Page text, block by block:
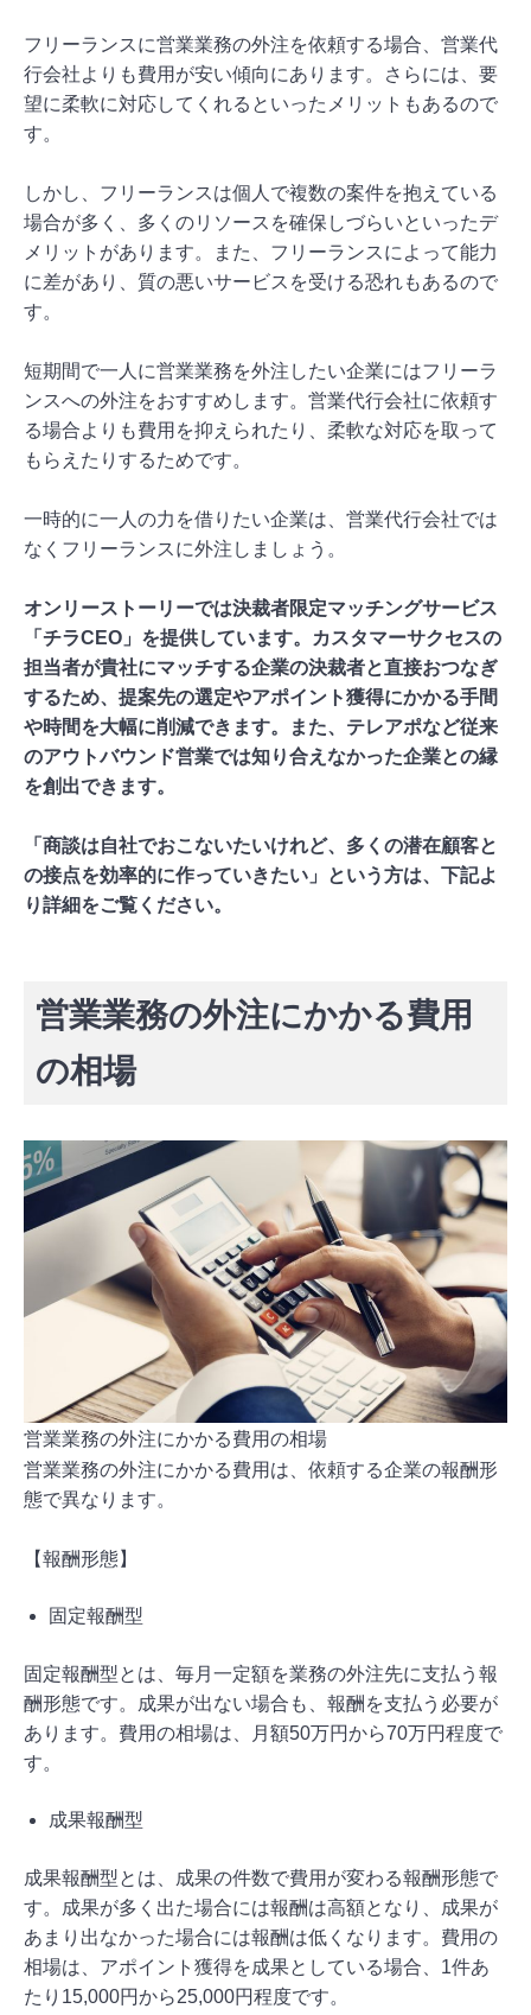
フリーランスに営業業務の外注を依頼する場合、営業代
行会社よりも費用が安い傾向にあります。さらには、要
望に柔軟に対応してくれるといったメリットもあるので
す。
しかし、フリーランスは個人で複数の案件を抱えている
場合が多く、多くのリソースを確保しづらいといったデ
メリットがあります。また、フリーランスによって能力
に差があり、質の悪いサービスを受ける恐れもあるので
す。
短期間で一人に営業業務を外注したい企業にはフリーラ
ンスへの外注をおすすめします。営業代行会社に依頼す
る場合よりも費用を抑えられたり、柔軟な対応を取って
もらえたりするためです。
一時的に一人の力を借りたい企業は、営業代行会社では
なくフリーランスに外注しましょう。
オンリーストーリーでは決裁者限定マッチングサービス
「チラCEO」を提供しています。カスタマーサクセスの
担当者が貴社にマッチする企業の決裁者と直接おつなぎ
するため、提案先の選定やアポイント獲得にかかる手間
や時間を大幅に削減できます。また、テレアポなど従来
のアウトバウンド営業では知り合えなかった企業との縁
を創出できます。
「商談は自社でおこないたいけれど、多くの潜在顧客と
の接点を効率的に作っていきたい」という方は、下記よ
り詳細をご覧ください。
営業業務の外注にかかる費用
の相場
営業業務の外注にかかる費用の相場
営業業務の外注にかかる費用は、依頼する企業の報酬形
態で異なります。
【報酬形態】
固定報酬型
固定報酬型とは、毎月一定額を業務の外注先に支払う報
酬形態です。成果が出ない場合も、報酬を支払う必要が
あります。費用の相場は、月額50万円から70万円程度で
す。
成果報酬型
成果報酬型とは、成果の件数で費用が変わる報酬形態で
す。成果が多く出た場合には報酬は高額となり、成果が
あまり出なかった場合には報酬は低くなります。費用の
相場は、アポイント獲得を成果としている場合、1件あ
たり15,000円から25,000円程度です。